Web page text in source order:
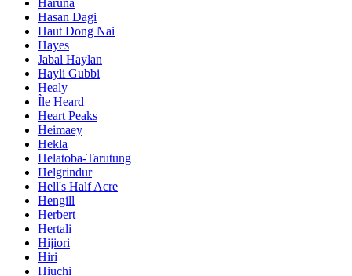
Hasan Dagi
Haut Dong Nai
Hayes
Jabal Haylan
Hayli Gubbi
Healy
Île Heard
Heart Peaks
Heimaey
Hekla
Helatoba-Tarutung
Helgrindur
Hell's Half Acre
Hengill
Herbert
Hertali
Hijiori
Hiri
Hiuchi